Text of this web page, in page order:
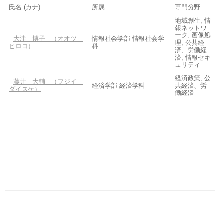
氏名 (カナ) 所属 専門分野
大津 博子 （オオツ
ヒロコ）
情報社会学部 情報社会学
科
地域創生, 情
報ネットワ
ーク, 画像処
理, 公共経
済、労働経
済, 情報セキ
ュリティ
藤井 大輔 （フジイ
ダイスケ）
経済学部 経済学科
経済政策, 公
共経済、労
働経済